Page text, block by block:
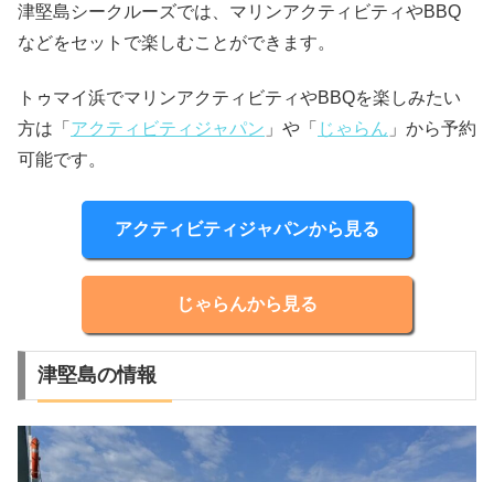
津堅島シークルーズでは、マリンアクティビティやBBQ
などをセットで楽しむことができます。
トゥマイ浜でマリンアクティビティやBBQを楽しみたい
方は「 アクティビティジャパン 」や「 じゃらん 」から予約
可能です。
アクティビティジャパンから見る
じゃらんから見る
津堅島の情報